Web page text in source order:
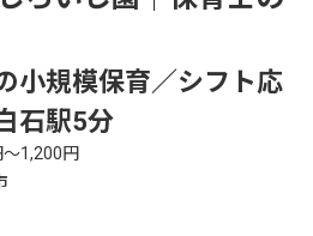
小規模保育／シフト応
石駅5分
1,200円